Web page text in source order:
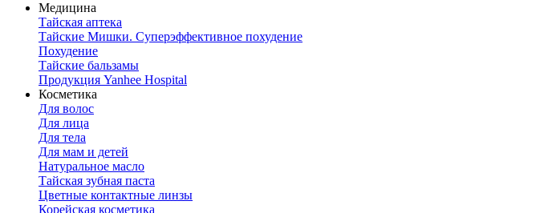
Медицина
Тайская аптека
Тайские Мишки. Суперэффективное похудение
Похудение
Тайские бальзамы
Продукция Yanhee Hospital
Косметика
Для волос
Для лица
Для тела
Для мам и детей
Натуральное масло
Тайская зубная паста
Цветные контактные линзы
Корейская косметика